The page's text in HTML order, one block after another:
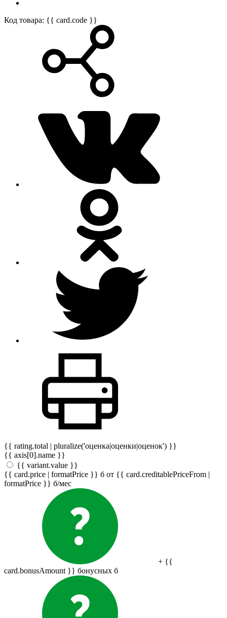
Код товара: {{ card.code }}
{{ rating.total | pluralize('оценка|оценки|оценок') }}
{{ axis[0].name }}
{{ variant.value }}
{{ card.price | formatPrice }} б от {{ card.creditablePriceFrom |
formatPrice }} б/мес
+ {{
card.bonusAmount }} бонусных б